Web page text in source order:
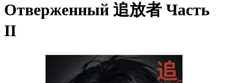
Отверженный 追放者 Часть
II